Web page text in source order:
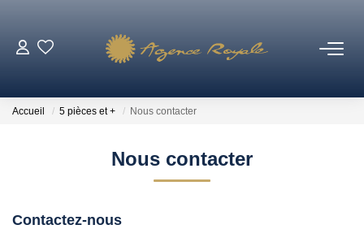
LOCATIONS
Accueil 5 pièces et + Nous contacter
Nous contacter
Contactez-nous